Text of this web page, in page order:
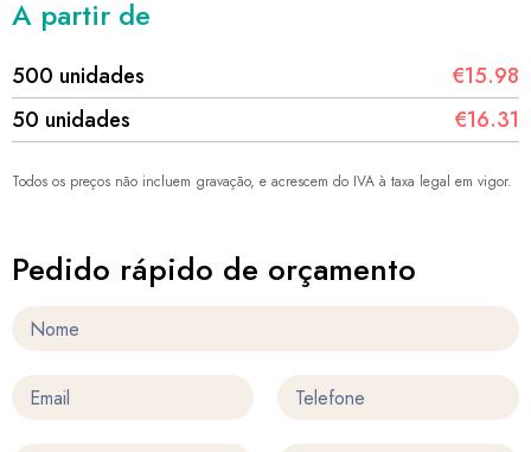
A partir de
500 unidades
€15.98
50 unidades
€16.31
Todos os preços não incluem gravação, e acrescem do IVA à taxa legal em vigor.
Pedido rápido de orçamento